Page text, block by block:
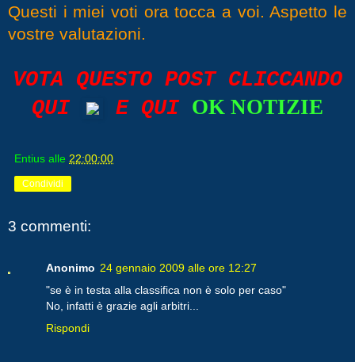
Questi i miei voti ora tocca a voi. Aspetto le
vostre valutazioni.
VOTA QUESTO POST CLICCANDO
QUI
E QUI OK NOTIZIE
Entius alle 22:00:00
Condividi
3 commenti:
Anonimo 24 gennaio 2009 alle ore 12:27
"se è in testa alla classifica non è solo per caso"
No, infatti è grazie agli arbitri...
Rispondi